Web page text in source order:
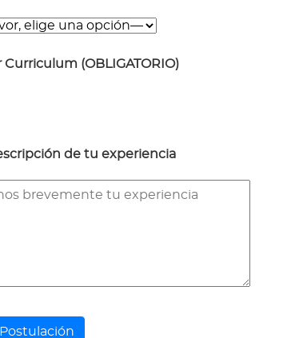
(OBLIGATORIO)
de tu experiencia